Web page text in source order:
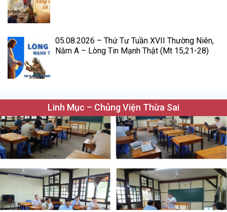
05.08.2026 – Thứ Tư Tuần XVII Thường Niên,
Năm A – Lòng Tin Mạnh Thật (Mt 15,21-28)
Linh Mục – Chủng Viện Thừa Sai